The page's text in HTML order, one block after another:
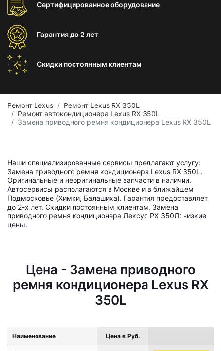
Сертифицированноеоборудование
Гарантиядо 2 лет
Скидки постоянным клиентам
Ремонт Lexus
Ремонт Lexus RX 350L
Ремонт автокондиционера Lexus RX 350L
Замена приводного ремня кондиционера Lexus RX 350L
Наши специализированные сервисы предлагают услугу:
Замена приводного ремня кондиционера Lexus RX 350L.
Оригинальные и неоригинальные запчасти в наличии.
Автосервисы располагаются в Москве и в ближайшем
Подмосковье (Химки, Балашиха). Гарантия предоставляет
до 2-х лет. Скидки постоянным клиентам. Замена
приводного ремня кондиционера Лексус РХ 350Л: низкие
цены.
Цена - Замена приводного
ремня кондиционера Lexus RX
350L
Наименование Цена в Руб.